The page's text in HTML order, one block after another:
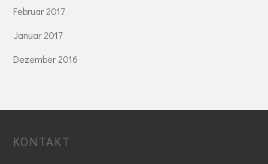
Februar 2017
Januar 2017
Dezember 2016
KONTAKT